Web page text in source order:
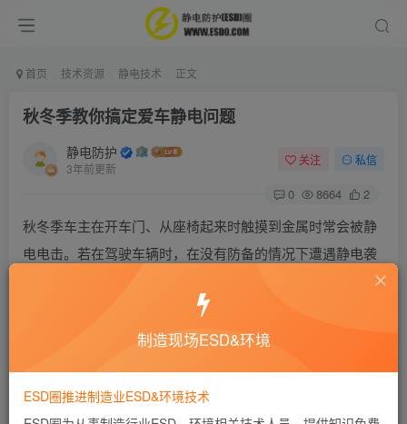
首页 技术资源 静电技术 正文
秋冬季教你搞定爱车静电问题
静电防护
3年前更新
关注 私信
0 8664 2
秋冬季车主在开车门、从座椅起来时触摸到金属时常会被静
电电击。若在驾驶车辆时，在没有防备的情况下遭遇静电袭
击，很可能会造成惊吓过度，从而影响安全驾驶。在某些特
定的环境下（如：加油站），如果不加以注意，静电还可能
引发严重的火灾事故（从本站都可以搜索出来更多的静电事
虽然静电随时随地都会产生，但只要我们稍加防护，就可以
制造现场ESD&环境
ESD圈推进制造业ESD&环境技术